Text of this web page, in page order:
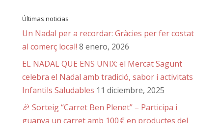
Últimas noticias
Un Nadal per a recordar: Gràcies per fer costat
al comerç local! 8 enero, 2026
EL NADAL QUE ENS UNIX: el Mercat Sagunt
celebra el Nadal amb tradició, sabor i activitats
Infantils Saludables 11 diciembre, 2025
🎉 Sorteig “Carret Ben Plenet” – Participa i
guanya un carret amb 100 € en productes del